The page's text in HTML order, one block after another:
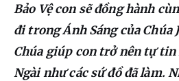
Bảo Vệ con sẽ đồng hành
đi trong Ánh Sáng của Chúa
Chúa giúp con trở nên tự tin
Ngài như các sứ đồ đã làm.